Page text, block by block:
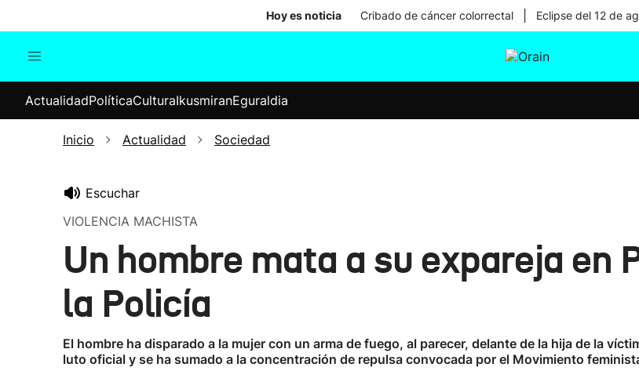
Hoy es noticia Cribado de cáncer colorrectal Eclipse del 12 de
Internacional
Elecciones
ActualidadPolíticaCulturaIkusmiranEguraldia
Inicio Actualidad Sociedad
Escuchar
VIOLENCIA MACHISTA
Un hombre mata a su expareja en
la Policía
El hombre ha disparado a la mujer con un arma de fuego, al parecer, delante de la hija de la
luto oficial y se ha sumado a la concentración de repulsa convocada por el Movimiento